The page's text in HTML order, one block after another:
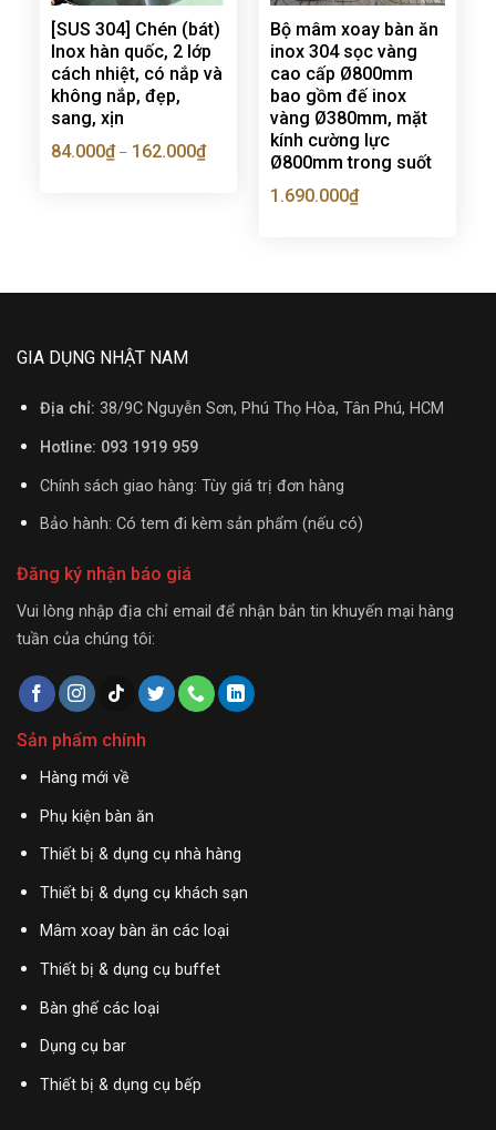
[SUS 304] Chén (bát)
Inox hàn quốc, 2 lớp
cách nhiệt, có nắp và
không nắp, đẹp,
sang, xịn
84.000₫– 162.000₫
Bộ mâm xoay bàn ăn
inox 304 sọc vàng
cao cấp Ø800mm
bao gồm đế inox
vàng Ø380mm, mặt
kính cường lực
Ø800mm trong suốt
1.690.000₫
GIA DỤNG NHẬT NAM
Địa chỉ: 38/9C Nguyễn Sơn, Phú Thọ Hòa, Tân Phú, HCM
Hotline: 093 1919 959
Chính sách giao hàng: Tùy giá trị đơn hàng
Bảo hành: Có tem đi kèm sản phẩm (nếu có)
Đăng ký nhận báo giá
Vui lòng nhập địa chỉ email để nhận bản tin khuyến mại hàng
tuần của chúng tôi:
Sản phẩm chính
Hàng mới về
Phụ kiện bàn ăn
Thiết bị & dụng cụ nhà hàng
Thiết bị & dụng cụ khách sạn
Mâm xoay bàn ăn các loại
Thiết bị & dụng cụ buffet
Bàn ghế các loại
Dụng cụ bar
Thiết bị & dụng cụ bếp